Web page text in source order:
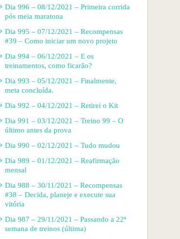
Dia 996 – 08/12/2021 – Primeira corrida
pós meia maratona
Dia 995 – 07/12/2021 – Recompensas
#39 – Como iniciar um novo projeto
Dia 994 – 06/12/2021 – E os
treinamentos, como ficarão?
Dia 993 – 05/12/2021 – Finalmente,
meta concluída.
Dia 992 – 04/12/2021 – Retirei o Kit
Dia 991 – 03/12/2021 – Treino 99 – O
último antes da prova
Dia 990 – 02/12/2021 – Tudo mudou
Dia 989 – 01/12/2021 – Reafirmação
mensal
Dia 988 – 30/11/2021 – Recompensas
#38 – Decida, planeje e execute sua
vitória
Dia 987 – 29/11/2021 – Passando a 22ª
semana de treinos (última)